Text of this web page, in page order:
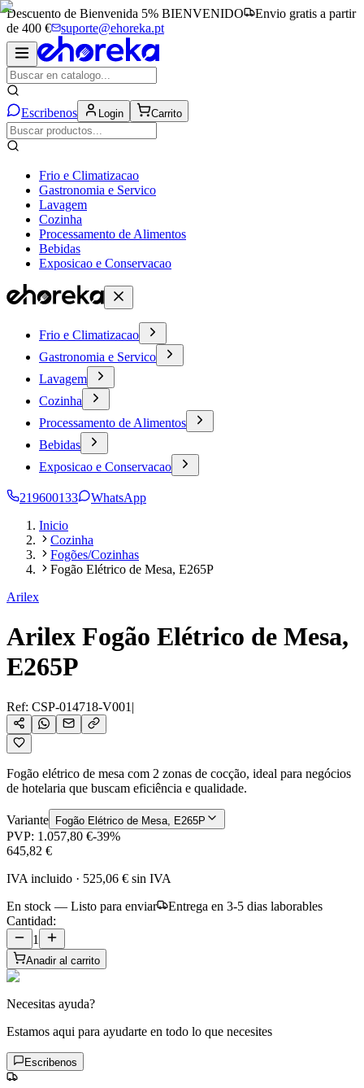
Descuento de Bienvenida 5% BIENVENIDO
Envio gratis a partir
de 400 €
suporte@ehoreka.pt
Escribenos Login Carrito
Frio e Climatizacao
Gastronomia e Servico
Lavagem
Cozinha
Processamento de Alimentos
Bebidas
Exposicao e Conservacao
Frio e Climatizacao
Gastronomia e Servico
Lavagem
Cozinha
Processamento de Alimentos
Bebidas
Exposicao e Conservacao
219600133
WhatsApp
Inicio
Cozinha
Fogões/Cozinhas
Fogão Elétrico de Mesa, E265P
Arilex
Arilex Fogão Elétrico de Mesa,
E265P
Ref: CSP-014718-V001 |
Fogão elétrico de mesa com 2 zonas de cocção, ideal para negócios
de hotelaria que buscam eficiência e qualidade.
Variante Fogão Elétrico de Mesa, E265P
PVP: 1.057,80 €-39%
645,82 €
IVA incluido · 525,06 € sin IVA
En stock — Listo para enviar
Entrega en 3-5 dias laborables
Cantidad:
1
Anadir al carrito
Necesitas ayuda?
Estamos aqui para ayudarte en todo lo que necesites
Escribenos